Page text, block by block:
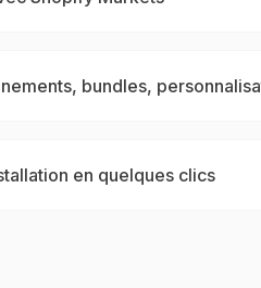
bundles,
en quelques clics